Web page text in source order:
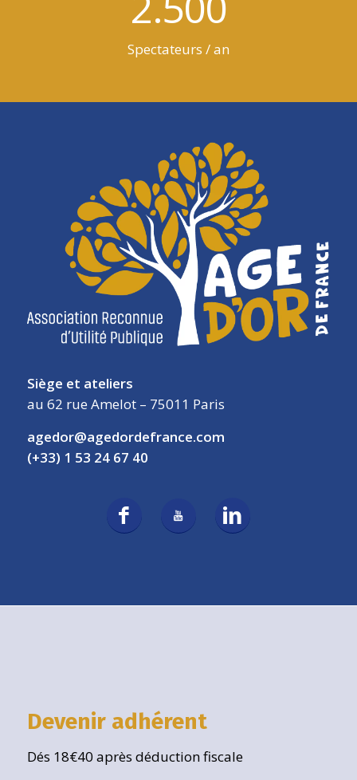
Spectateurs / an
Siège et ateliers
au 62 rue Amelot – 75011 Paris
agedor@agedordefrance.com
(+33) 1 53 24 67 40
Devenir adhérent
Dés 18€40 après déduction fiscale